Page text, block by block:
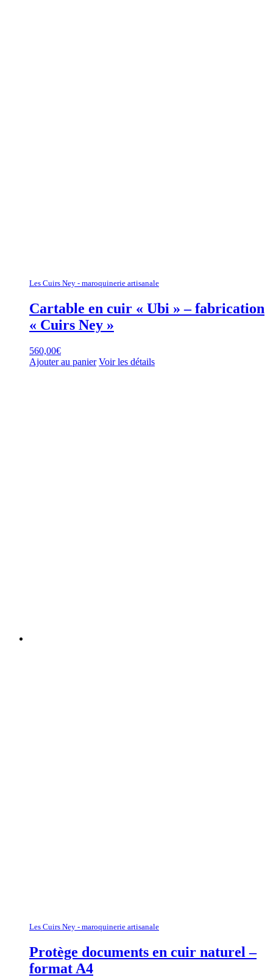
Les Cuirs Ney - maroquinerie artisanale
Cartable en cuir « Ubi » – fabrication
« Cuirs Ney »
560,00€
Ajouter au panier Voir les détails
Les Cuirs Ney - maroquinerie artisanale
Protège documents en cuir naturel –
format A4